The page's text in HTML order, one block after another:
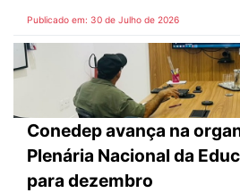
Publicado em: 30 de Julho de 2026
Conedep avança na
Plenária Nacional da
para dezembro